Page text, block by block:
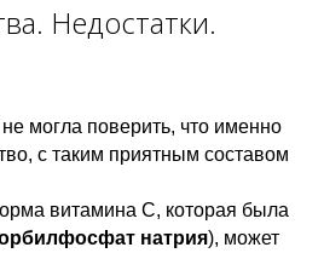
Недостатки.
могла поверить, что именно
с таким приятным составом
витамина С, которая была
натрия), может